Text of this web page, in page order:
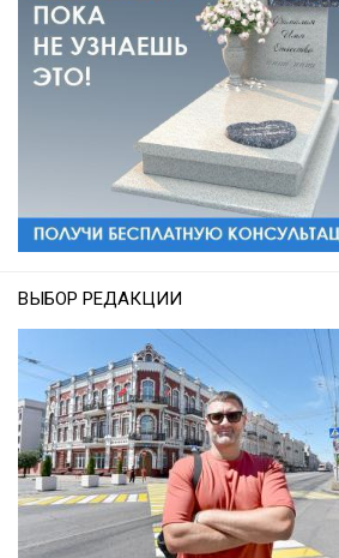
ВЫБОР РЕДАКЦИИ